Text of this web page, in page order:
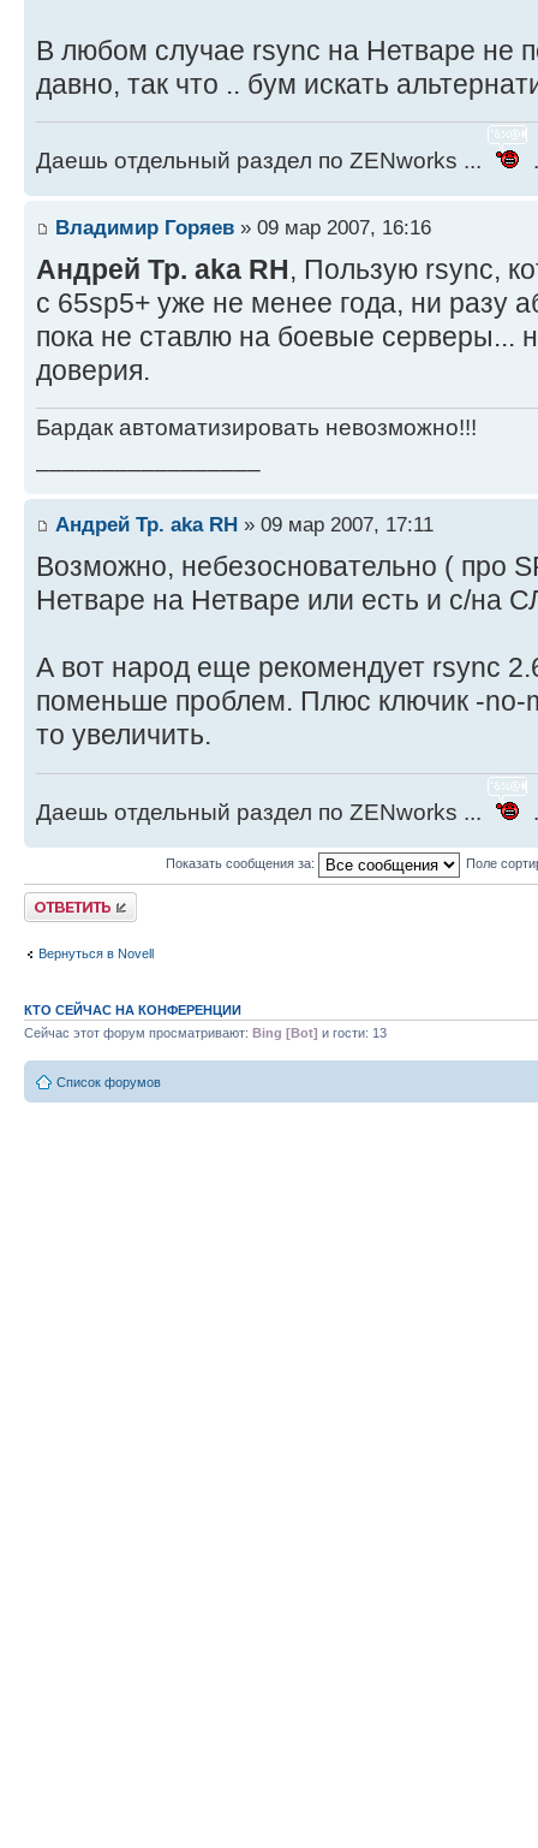
В любом случае rsync на Нетваре не
давно, так что .. бум искать
Даешь отдельный раздел по ZENworks ...
Владимир Горяев » 09 мар 2007, 16:16
Андрей Тр. aka RH, Пользую rsync,
с 65sp5+ уже не менее года, ни разу
пока не ставлю на боевые серверы...
доверия.
Бардак автоматизировать невозможно!!!
Андрей Тр. aka RH » 09 мар 2007, 17:11
Возможно, небезосновательно ( про
Нетваре на Нетваре или есть и с/на
А вот народ еще рекомендует rsync
поменьше проблем. Плюс ключик -no-
то увеличить.
Даешь отдельный раздел по ZENworks ...
Показать сообщения за: Поле
Ответить
Вернуться в Novell
КТО СЕЙЧАС НА КОНФЕРЕНЦИИ
Сейчас этот форум просматривают: Bing [Bot] и гости: 13
Список форумов